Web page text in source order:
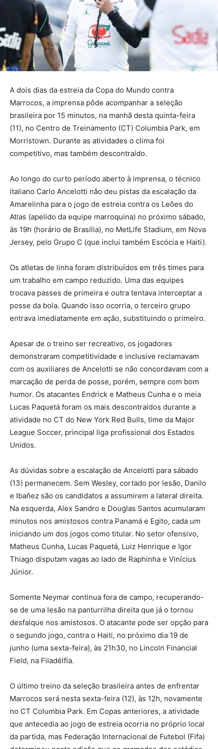
A dois dias da estreia da Copa do Mundo contra
Marrocos, a imprensa pôde acompanhar a seleção
brasileira por 15 minutos, na manhã desta quinta-feira
(11), no Centro de Treinamento (CT) Columbia Park, em
Morristown. Durante as atividades o clima foi
competitivo, mas também descontraído.
Ao longo do curto período aberto à imprensa, o técnico
italiano Carlo Ancelotti não deu pistas da escalação da
Amarelinha para o jogo de estreia contra os Leões do
Atlas (apelido da equipe marroquina) no próximo sábado,
às 19h (horário de Brasília), no MetLife Stadium, em Nova
Jersey, pelo Grupo C (que inclui também Escócia e Haiti).
Os atletas de linha foram distribuídos em três times para
um trabalho em campo reduzido. Uma das equipes
trocava passes de primeira e outra tentava interceptar a
posse da bola. Quando isso ocorria, o terceiro grupo
entrava imediatamente em ação, substituindo o primeiro.
Apesar de o treino ser recreativo, os jogadores
demonstraram competitividade e inclusive reclamavam
com os auxiliares de Ancelotti se não concordavam com a
marcação de perda de posse, porém, sempre com bom
humor. Os atacantes Endrick e Matheus Cunha e o meia
Lucas Paquetá foram os mais descontraídos durante a
atividade no CT do New York Red Bulls, time da Major
League Soccer, principal liga profissional dos Estados
Unidos.
As dúvidas sobre a escalação de Ancelotti para sábado
(13) permanecem. Sem Wesley, cortado por lesão, Danilo
e Ibañez são os candidatos a assumirem a lateral direita.
Na esquerda, Alex Sandro e Douglas Santos acumularam
minutos nos amistosos contra Panamá e Egito, cada um
iniciando um dos jogos como titular. No setor ofensivo,
Matheus Cunha, Lucas Paquetá, Luiz Henrique e Igor
Thiago disputam vagas ao lado de Raphinha e Vinícius
Júnior.
Somente Neymar continua fora de campo, recuperando-
se de uma lesão na panturrilha direita que já o tornou
desfalque nos amistosos. O atacante pode ser opção para
o segundo jogo, contra o Haiti, no próximo dia 19 de
junho (uma sexta-feira), às 21h30, no Lincoln Financial
Field, na Filadélfia.
O último treino da seleção brasileira antes de enfrentar
Marrocos será nesta sexta-feira (12), às 12h, novamente
no CT Columbia Park. Em Copas anteriores, a atividade
que antecedia ao jogo de estreia ocorria no próprio local
da partida, mas Federação Internacional de Futebol (Fifa)